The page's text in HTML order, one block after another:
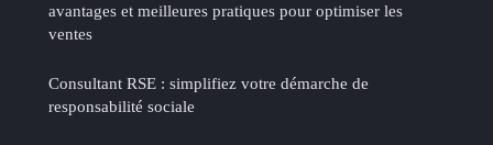
avantages et meilleures pratiques pour optimiser les
ventes
Consultant RSE : simplifiez votre démarche de
responsabilité sociale